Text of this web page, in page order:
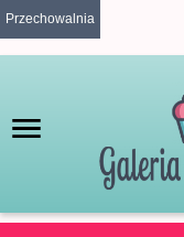
Przechowalnia